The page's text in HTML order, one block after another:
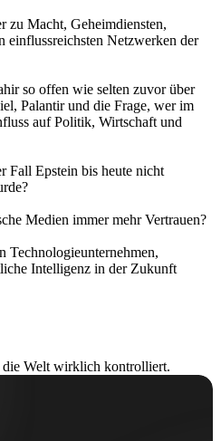
zu Macht, Geheimdiensten,
einflussreichsten Netzwerken der
so offen wie selten zuvor über
Palantir und die Frage, wer im
auf Politik, Wirtschaft und
Fall Epstein bis heute nicht
Medien immer mehr Vertrauen?
Technologieunternehmen,
Intelligenz in der Zukunft
Welt wirklich kontrolliert.